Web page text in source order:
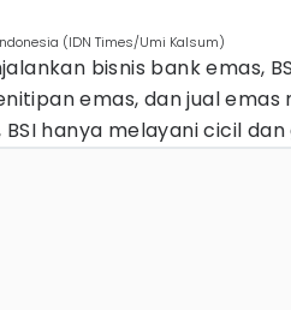
(IDN Times/Umi Kalsum)
bisnis bank emas,
emas, dan jual emas
hanya melayani cicil dan